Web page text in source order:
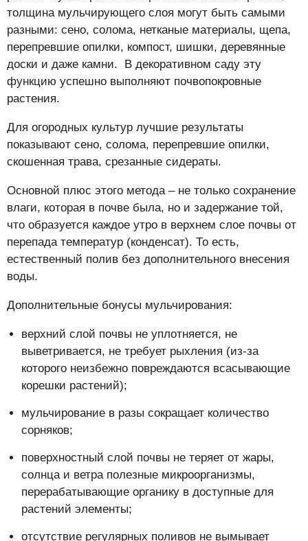
толщина мульчирующего слоя могут быть самыми
разными: сено, солома, нетканые материалы, щепа,
перепревшие опилки, компост, шишки, деревянные
доски и даже камни. В декоративном саду эту
функцию успешно выполняют почвопокровные
растения.
Для огородных культур лучшие результаты
показывают сено, солома, перепревшие опилки,
скошенная трава, срезанные сидераты.
Основной плюс этого метода – не только сохранение
влаги, которая в почве была, но и задержание той,
что образуется каждое утро в верхнем слое почвы от
перепада температур (конденсат). То есть,
естественный полив без дополнительного внесения
воды.
Дополнительные бонусы мульчирования:
верхний слой почвы не уплотняется, не
выветривается, не требует рыхления (из-за
которого неизбежно повреждаются всасывающие
корешки растений);
мульчирование в разы сокращает количество
сорняков;
поверхностный слой почвы не теряет от жары,
солнца и ветра полезные микроорганизмы,
перерабатывающие органику в доступные для
растений элементы;
отсутствие регулярных поливов не вымывает